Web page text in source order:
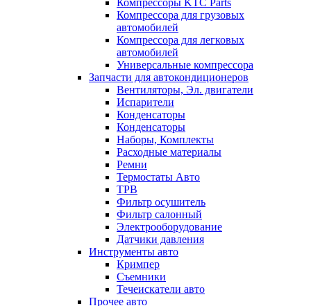
Компрессоры KTC Parts
Компрессора для грузовых
автомобилей
Компрессора для легковых
автомобилей
Универсальные компрессора
Запчасти для автокондиционеров
Вентиляторы, Эл. двигатели
Испарители
Конденсаторы
Конденсаторы
Наборы, Комплекты
Расходные материалы
Ремни
Термостаты Авто
ТРВ
Фильтр осушитель
Фильтр салонный
Электрооборудование
Датчики давления
Инструменты авто
Кримпер
Съемники
Течеискатели авто
Прочее авто